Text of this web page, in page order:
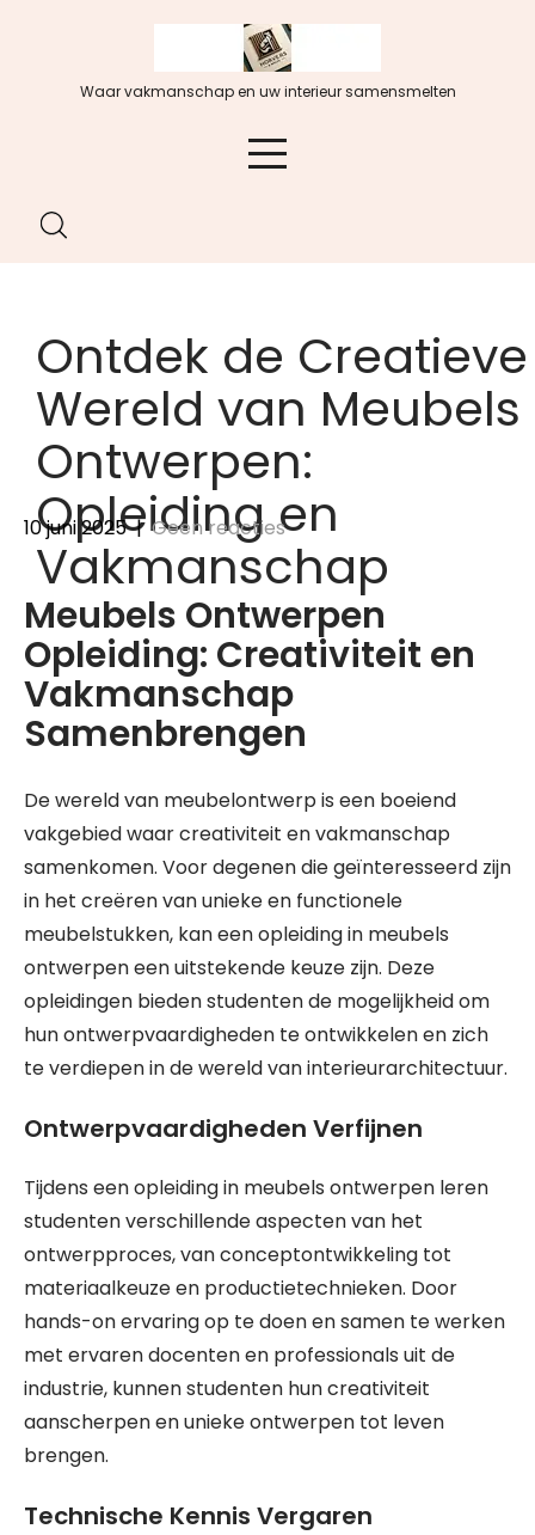
Waar vakmanschap en uw interieur samensmelten
Ontdek de Creatieve
Wereld van Meubels
Ontwerpen:
Opleiding en
Vakmanschap
10 juni 2025|Geen reacties
Meubels Ontwerpen
Opleiding: Creativiteit en
Vakmanschap
Samenbrengen
De wereld van meubelontwerp is een boeiend
vakgebied waar creativiteit en vakmanschap
samenkomen. Voor degenen die geïnteresseerd zijn
in het creëren van unieke en functionele
meubelstukken, kan een opleiding in meubels
ontwerpen een uitstekende keuze zijn. Deze
opleidingen bieden studenten de mogelijkheid om
hun ontwerpvaardigheden te ontwikkelen en zich
te verdiepen in de wereld van interieurarchitectuur.
Ontwerpvaardigheden Verfijnen
Tijdens een opleiding in meubels ontwerpen leren
studenten verschillende aspecten van het
ontwerpproces, van conceptontwikkeling tot
materiaalkeuze en productietechnieken. Door
hands-on ervaring op te doen en samen te werken
met ervaren docenten en professionals uit de
industrie, kunnen studenten hun creativiteit
aanscherpen en unieke ontwerpen tot leven
brengen.
Technische Kennis Vergaren